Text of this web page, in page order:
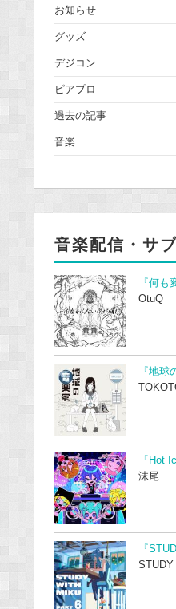
お知らせ
グッズ
デジコン
ピアプロ
過去の記事
音楽
音楽配信・サ
『何も
OtuQ
『地球
『Hot
沫尾
『